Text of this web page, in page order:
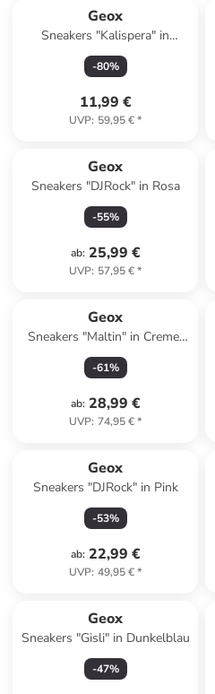
Geox
Sneakers "Kalispera" in
Schwarz
-80%
11,99 €
UVP: 59,95 €*
Geox
Sneakers "DJRock" in Rosa
-55%
ab: 25,99 €
UVP: 57,95 €*
Geox
Sneakers "Maltin" in Creme/
Rosa
-61%
ab: 28,99 €
UVP: 74,95 €*
Geox
Sneakers "DJRock" in Pink
-53%
ab: 22,99 €
UVP: 49,95 €*
Geox
Sneakers "Gisli" in Dunkelblau
-47%